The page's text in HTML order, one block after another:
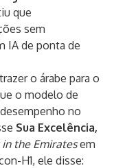
que
sem
IA de ponta de
o árabe para o
o modelo de
no
Sua Excelência,
the Emiratesem
H1, ele disse: